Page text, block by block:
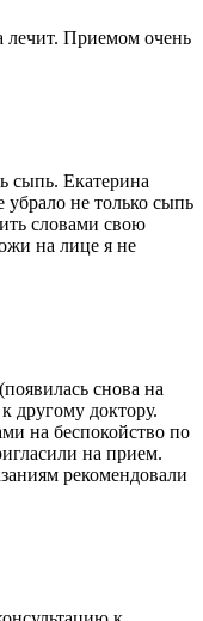
лечит. Приемом очень
сыпь. Екатерина
убрало не только сыпь
словами свою
на лице я не
снова на
другому доктору.
на беспокойство по
на прием.
рекомендовали